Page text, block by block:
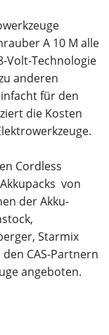
A 10 M alle
Volt-Technologie
anderen
für den
die Kosten
Cordless
von
der Akku-
Starmix
CAS-Partnern
angeboten.